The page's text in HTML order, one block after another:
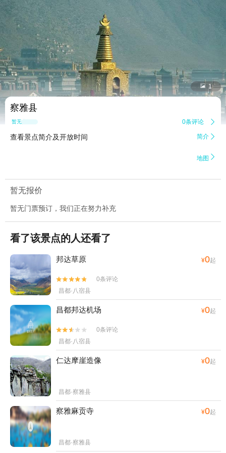
 1
察雅县
暂无点评 0条评论 
查看景点简介及开放时间 简介 
地图 
暂无报价
暂无门票预订，我们正在努力补充
看了该景点的人还看了
邦达草原 ¥0起


0条评论
昌都·八宿县
昌都邦达机场 ¥0起


0条评论
昌都·八宿县
仁达摩崖造像 ¥0起
昌都·察雅县
察雅麻贡寺 ¥0起
昌都·察雅县
